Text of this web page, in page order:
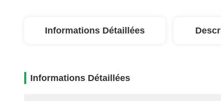
Informations Détaillées
Informations Détaillées